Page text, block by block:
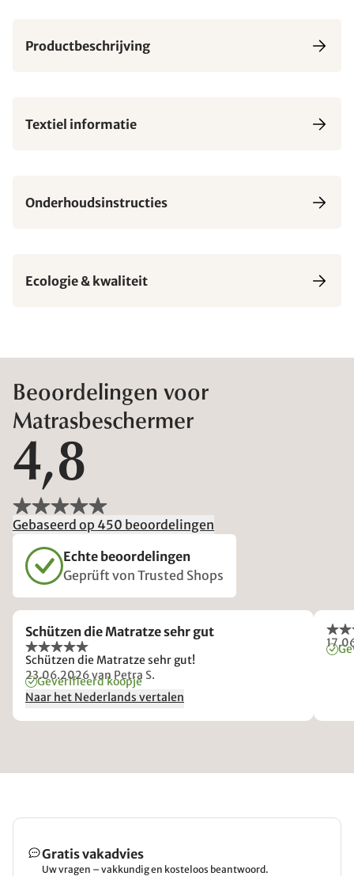
Productbeschrijving
Textiel informatie
Onderhoudsinstructies
Ecologie & kwaliteit
Beoordelingen voor
Matrasbeschermer
4,8
Gebaseerd op 450 beoordelingen
Echte beoordelingen
Geprüft von Trusted Shops
Schützen die Matratze sehr gut
Schützen die Matratze sehr gut!
23.06.2026van Petra S.
Geverifieerd koopje
Naar het Nederlands vertalen
Gratis vakadvies
Uw vragen – vakkundig en kosteloos beantwoord.